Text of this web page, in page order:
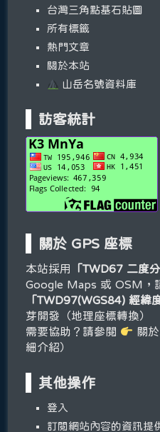
台灣三角點基石貼圖
所有標籤
熱門文章
關於本站
山岳名號資料庫
訪客統計
關於 GPS 座標
本站採用 「TWD67 二度
Google Maps 或 OSM，
「TWD97(WGS84) 經緯
芽開發（地理座標轉換）
需要協助？請參閱
關
細介紹）
其他操作
登入
訂閱網站內容的資訊提